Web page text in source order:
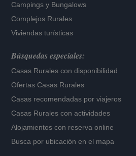
Campings y Bungalows
Complejos Rurales
Viviendas turísticas
Búsquedas especiales:
Casas Rurales con disponibilidad
Ofertas Casas Rurales
Casas recomendadas por viajeros
Casas Rurales con actividades
Alojamientos con reserva online
Busca por ubicación en el mapa